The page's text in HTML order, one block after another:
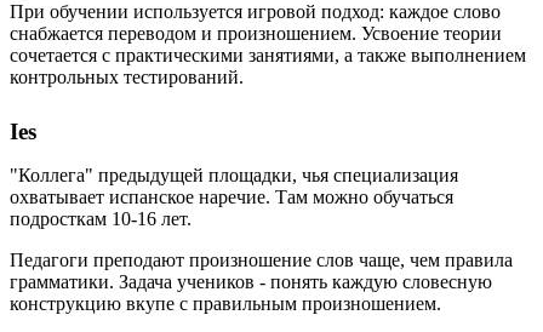
При обучении используется игровой подход: каждое слово
снабжается переводом и произношением. Усвоение теории
сочетается с практическими занятиями, а также выполнением
контрольных тестирований.
Ies
"Коллега" предыдущей площадки, чья специализация
охватывает испанское наречие. Там можно обучаться
подросткам 10-16 лет.
Педагоги преподают произношение слов чаще, чем правила
грамматики. Задача учеников - понять каждую словесную
конструкцию вкупе с правильным произношением.